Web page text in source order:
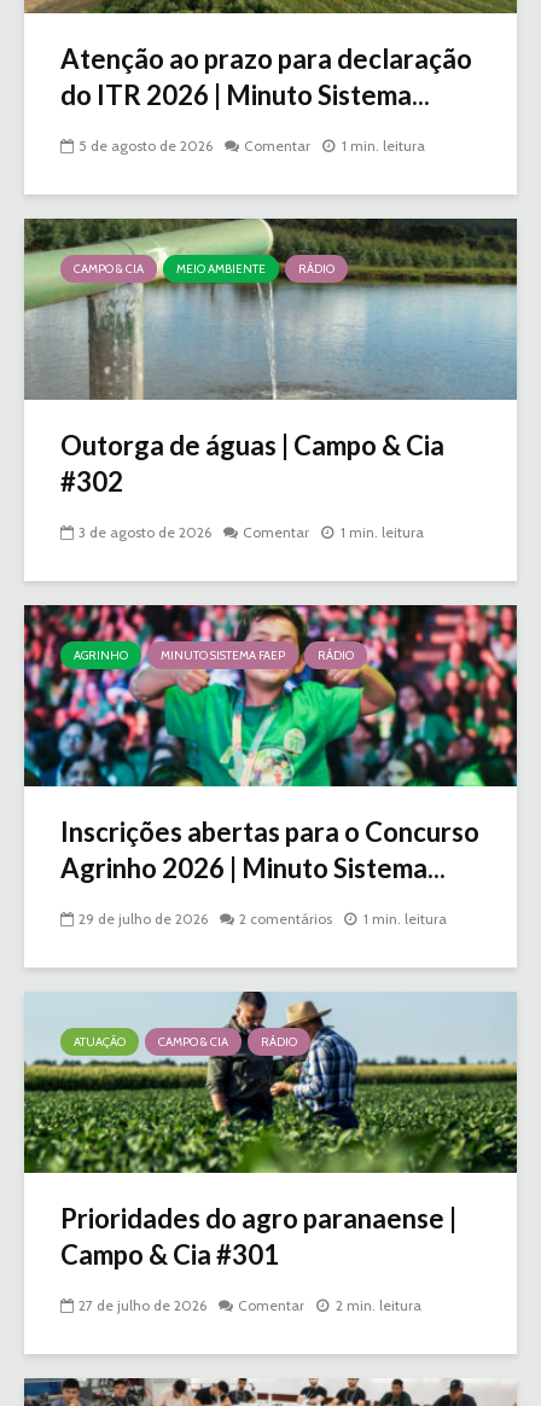
Atenção ao prazo para declaração
do ITR 2026 | Minuto Sistema...
5 de agosto de 2026 Comentar 1 min. leitura
CAMPO & CIA MEIO AMBIENTE RÁDIO
Outorga de águas | Campo & Cia
#302
3 de agosto de 2026 Comentar 1 min. leitura
AGRINHO MINUTO SISTEMA FAEP RÁDIO
Inscrições abertas para o Concurso
Agrinho 2026 | Minuto Sistema...
29 de julho de 2026 2 comentários 1 min. leitura
ATUAÇÃO CAMPO & CIA RÁDIO
Prioridades do agro paranaense |
Campo & Cia #301
27 de julho de 2026 Comentar 2 min. leitura